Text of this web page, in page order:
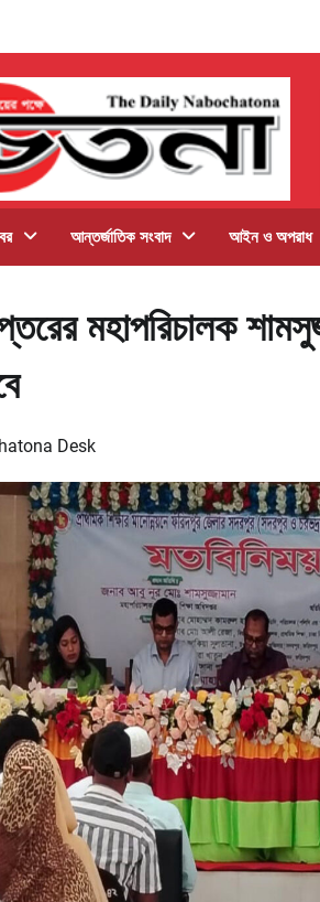
আন্তর্জাতিক সংবাদ আইন ও অপরাধ
মহাপরিচালক
Desk